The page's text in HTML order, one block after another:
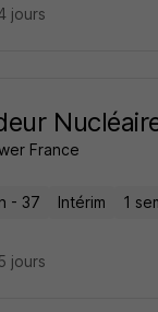
jours
France
- 37 Intérim 1
jours